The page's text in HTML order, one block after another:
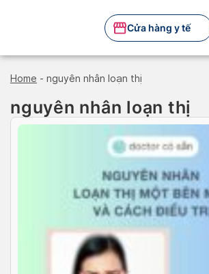
Cửa hàng y tế
Home - nguyên nhân loạn thị
nguyên nhân loạn thị